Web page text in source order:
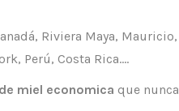
Riviera Maya, Mauricio,
Perú, Costa Rica….
miel economica que nunca